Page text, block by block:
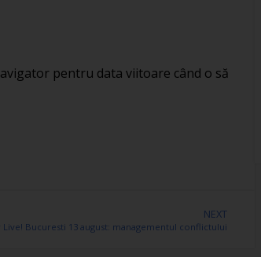
pentru data viitoare când o să
NEXT
Live! Bucuresti 13 august: managementul conflictului